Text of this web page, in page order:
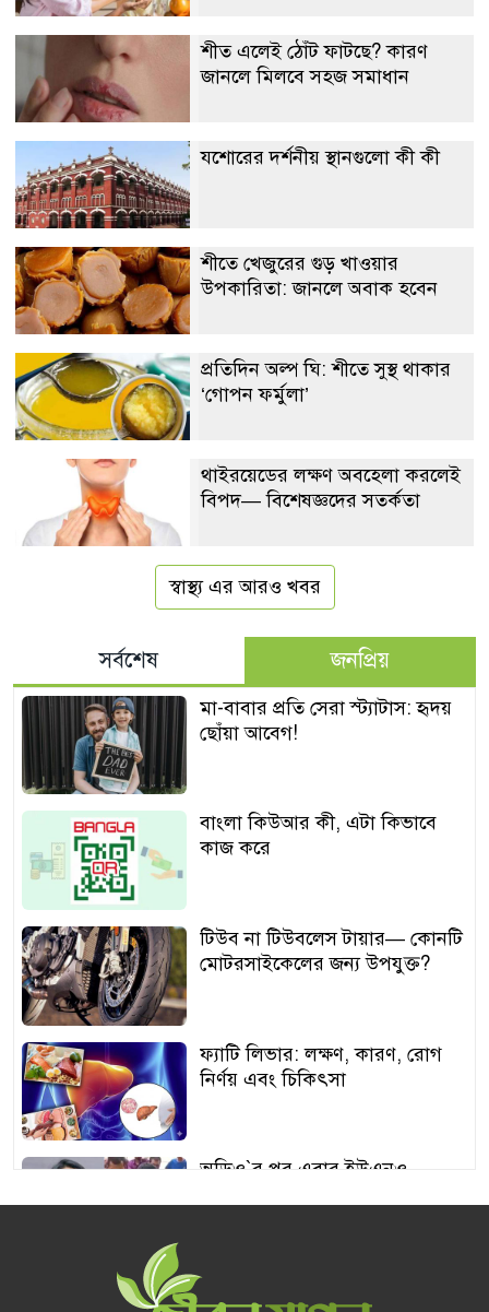
শীত এলেই ঠোঁট ফাটছে? কারণ
জানলে মিলবে সহজ সমাধান
যশোরের দর্শনীয় স্থানগুলো কী কী
শীতে খেজুরের গুড় খাওয়ার
উপকারিতা: জানলে অবাক হবেন
প্রতিদিন অল্প ঘি: শীতে সুস্থ থাকার
‘গোপন ফর্মুলা’
থাইরয়েডের লক্ষণ অবহেলা করলেই
বিপদ— বিশেষজ্ঞদের সতর্কতা
স্বাস্থ্য এর আরও খবর
সর্বশেষ জনপ্রিয়
মা-বাবার প্রতি সেরা স্ট্যাটাস: হৃদয়
ছোঁয়া আবেগ!
বাংলা কিউআর কী, এটা কিভাবে
কাজ করে
টিউব না টিউবলেস টায়ার— কোনটি
মোটরসাইকেলের জন্য উপযুক্ত?
ফ্যাটি লিভার: লক্ষণ, কারণ, রোগ
নির্ণয় এবং চিকিৎসা
অডিও‍‍`র পর এবার ইউএনও
আঙুর চাষের স্বপ্ন শুরু ৩০ টাকায়,